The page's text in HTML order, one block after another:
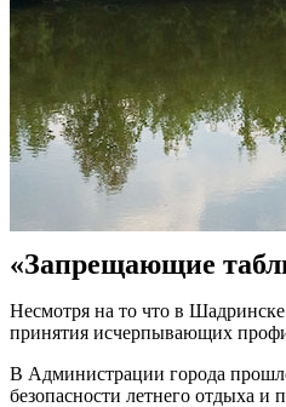
«Запрещающие
Несмотря на то что в
принятия исчерпывающих
В Администрации города
безопасности летнего отдыха и